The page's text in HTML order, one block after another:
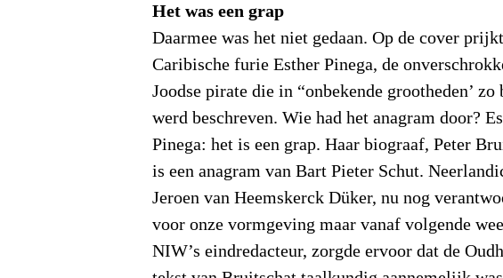
Het was een grap
Daarmee was het niet gedaan. Op de cover
Caribische furie Esther Pinega, de
Joodse pirate die in “onbekende grootheden’ zo
werd beschreven. Wie had het anagram door?
Pinega: het is een grap. Haar biograaf, Peter
is een anagram van Bart Pieter Schut.
Jeroen van Heemskerck Düker, nu nog
voor onze vormgeving maar vanaf volgende
NIW’s eindredacteur, zorgde ervoor dat de